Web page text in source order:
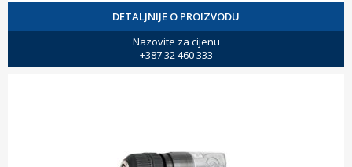
DETALJNIJE O PROIZVODU
Nazovite za cijenu
+387 32 460 333